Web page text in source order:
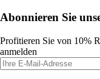
Abonnieren Sie
Profitieren Sie von 10%
anmelden